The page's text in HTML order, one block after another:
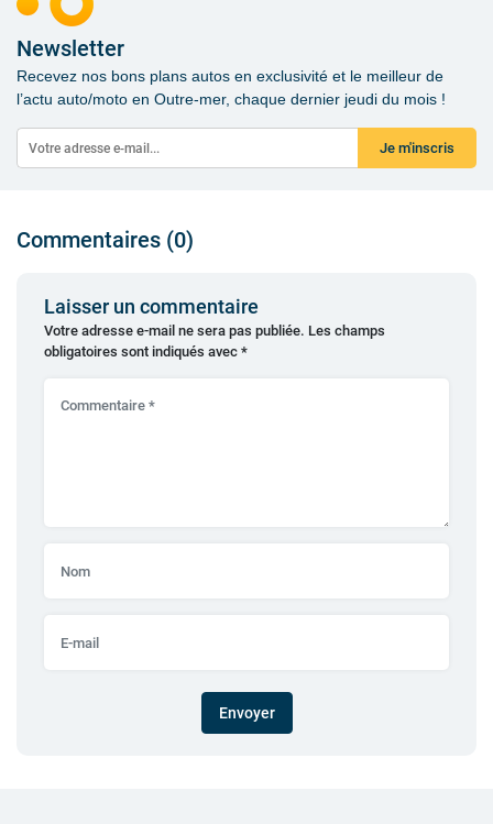
Newsletter
Recevez nos bons plans autos en exclusivité et le meilleur de
l’actu auto/moto en Outre-mer, chaque dernier jeudi du mois !
Je m'inscris
Commentaires (0)
Laisser un commentaire
Votre adresse e-mail ne sera pas publiée. Les champs
obligatoires sont indiqués avec *
Envoyer